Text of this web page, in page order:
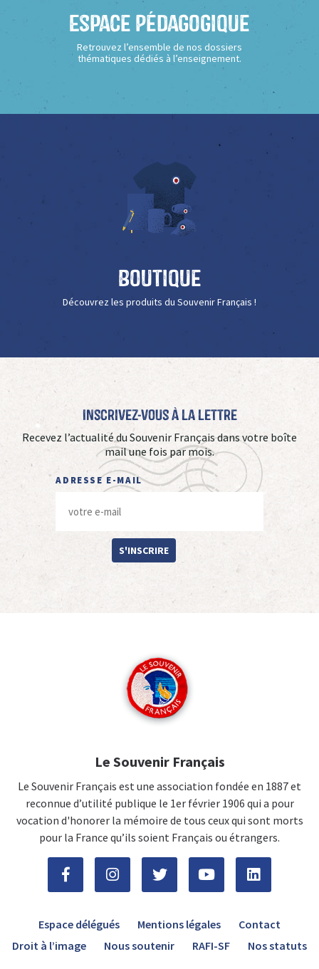
Espace Pédagogique
Retrouvez l’ensemble de nos dossiers
thématiques dédiés à l’enseignement.
Boutique
Découvrez les produits du Souvenir Français !
Inscrivez-vous à La Lettre
Recevez l’actualité du Souvenir Français dans votre boîte
mail une fois par mois.
ADRESSE E-MAIL
S'INSCRIRE
Le Souvenir Français
Le Souvenir Français est une association fondée en 1887 et
reconnue d’utilité publique le 1er février 1906 qui a pour
vocation d'honorer la mémoire de tous ceux qui sont morts
pour la France qu’ils soient Français ou étrangers.
Espace délégués Mentions légales
Contact
Droit à l’image
Nous soutenir RAFI-SF Nos statuts